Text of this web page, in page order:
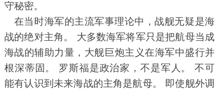
守秘密。
在当时海军的主流军事理论中，战舰无疑是海
战的绝对主角。 大多数海军将军只是把航母当成
海战的辅助力量，大舰巨炮主义在海军中盛行并
根深蒂固。 罗斯福是政治家，不是军人。 不可
能有认识到未来海战的主角是航母。 即使舰外调